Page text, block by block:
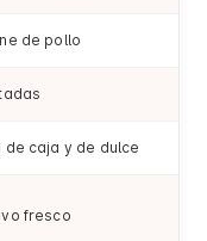
de pollo
de caja y de dulce
fresco